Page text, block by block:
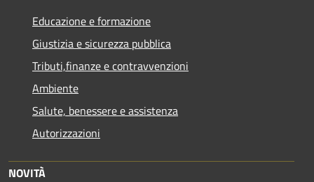
Educazione e formazione
Giustizia e sicurezza pubblica
Tributi,finanze e contravvenzioni
Ambiente
Salute, benessere e assistenza
Autorizzazioni
NOVITÀ